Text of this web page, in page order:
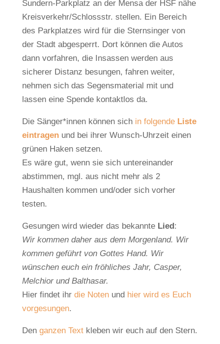
Sundern-Parkplatz an der Mensa der HSF nähe
Kreisverkehr/Schlossstr. stellen. Ein Bereich
des Parkplatzes wird für die Sternsinger von
der Stadt abgesperrt. Dort können die Autos
dann vorfahren, die Insassen werden aus
sicherer Distanz besungen, fahren weiter,
nehmen sich das Segensmaterial mit und
lassen eine Spende kontaktlos da.
Die Sänger*innen können sich in folgende Liste
eintragenund bei ihrer Wunsch-Uhrzeit einen
grünen Haken setzen.
Es wäre gut, wenn sie sich untereinander
abstimmen, mgl. aus nicht mehr als 2
Haushalten kommen und/oder sich vorher
testen.
Gesungen wird wieder das bekannte Lied:
Wir kommen daher aus dem Morgenland. Wir
kommen geführt von Gottes Hand. Wir
wünschen euch ein fröhliches Jahr, Casper,
Melchior und Balthasar.
Hier findet ihr die Notenund hier wird es Euch
vorgesungen.
Den ganzen Textkleben wir euch auf den Stern.